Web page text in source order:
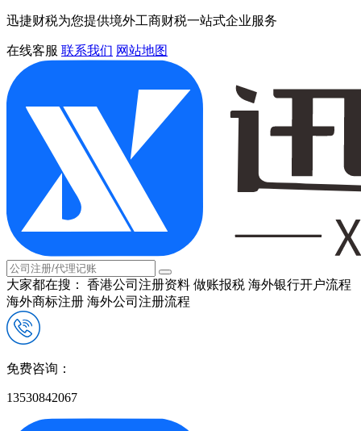
迅捷财税为您提供境外工商财税一站式企业服务
在线客服 联系我们 网站地图
大家都在搜： 香港公司注册资料 做账报税 海外银行开户流程
海外商标注册 海外公司注册流程
免费咨询：
13530842067